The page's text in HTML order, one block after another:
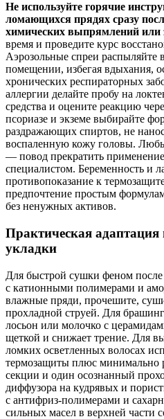
Не используйте горячие
ломающихся прядях сразу
химических выпрямлений или
время и проведите курс
Аэрозольные спреи распыляйте
помещении, избегая вдыхания,
хронических респираторных
аллергии делайте пробу на
средства и оцените реакцию
псориазе и экземе выбирайте
раздражающих спиртов, не
воспаленную кожу головы.
— повод прекратить применение
специалистом. Беременность и
противопоказание к
предпочтение простым
без ненужных активов.
Практическая адаптация
укладки
Для быстрой сушки феном
с катионными полимерами и
влажные пряди, прочешите,
прохладной струей. Для
лосьон или молочко с
щеткой и снижает трение. Для
ломких осветленных волосах
термозащиты плюс минимально
секции и один осознанный
диффузора на кудрявых и
с антифриз‑полимерами и
сильных масел в верхней части